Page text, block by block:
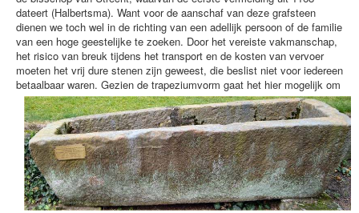
dateert (Halbertsma). Want voor de aanschaf van deze grafsteen
dienen we toch wel in de richting van een adellijk persoon of de familie
van een hoge geestelijke te zoeken. Door het vereiste vakmanschap,
het risico van breuk tijdens het transport en de kosten van vervoer
moeten het vrij dure stenen zijn geweest, die beslist niet voor iedereen
betaalbaar waren. Gezien de trapeziumvorm gaat het hier mogelijk om